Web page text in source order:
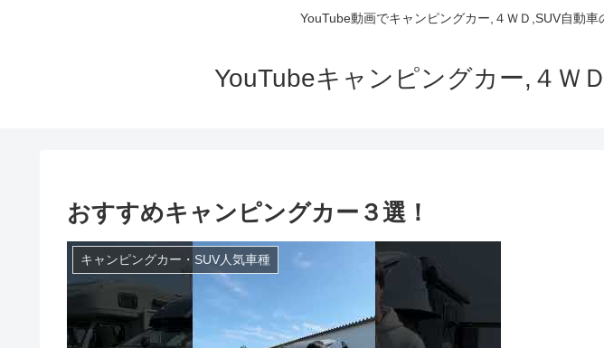
YouTube動画でキャンピングカー,４ＷＤ,SUV自動
YouTubeキャンピングカー,４Ｗ
おすすめキャンピングカー３選！
キャンピングカー・SUV人気車種